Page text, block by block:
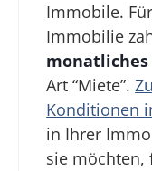
Immobile.
Immobilie
monatliches
Art “Miete”.
Konditionen
in Ihrer
sie möchten,